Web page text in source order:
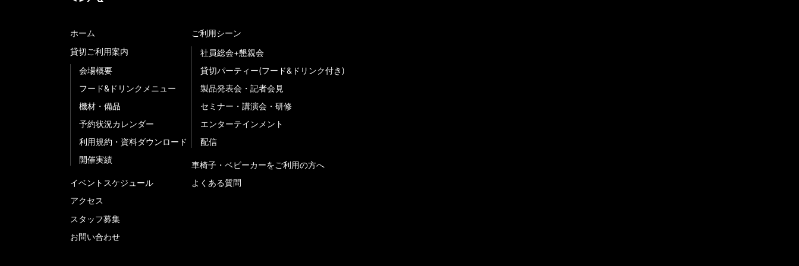
ホーム
貸切ご利用案内
会場概要
フード&ドリンクメニュー
機材・備品
予約状況カレンダー
利用規約・資料ダウンロード
開催実績
イベントスケジュール
アクセス
スタッフ募集
お問い合わせ
ご利用シーン
社員総会+懇親会
貸切パーティー(フード&ドリンク付き)
製品発表会・記者会見
セミナー・講演会・研修
エンターテインメント
配信
車椅子・ベビーカーをご利用の方へ
よくある質問